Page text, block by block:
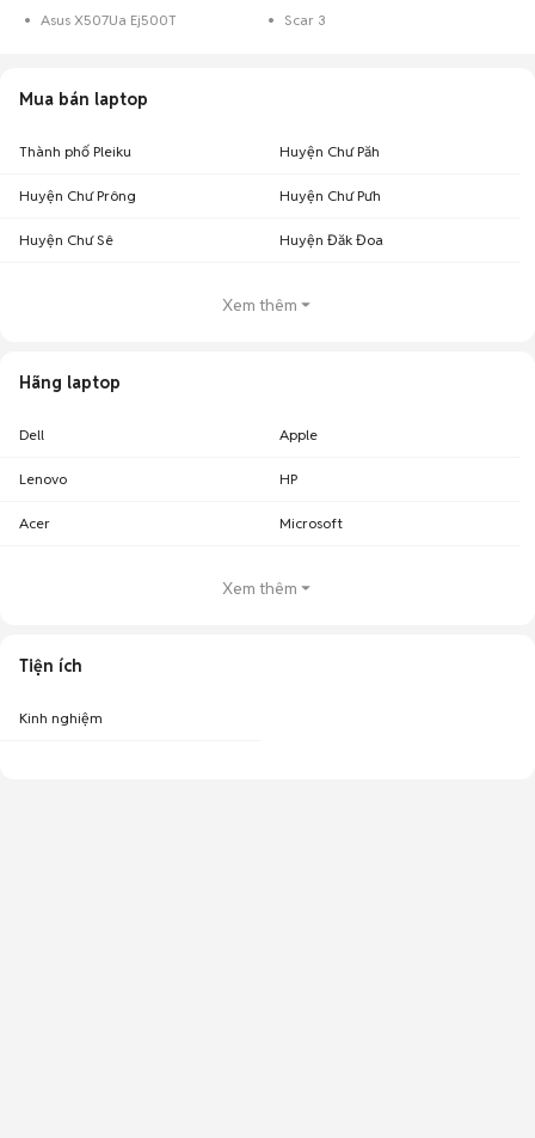
Asus X507Ua Ej500T
Scar 3
Mua bán laptop
Thành phố Pleiku Huyện Chư Păh
Huyện Chư Prông Huyện Chư Pưh
Huyện Chư Sê Huyện Đăk Đoa
Xem thêm
Hãng laptop
Dell Apple
Lenovo HP
Acer Microsoft
Xem thêm
Tiện ích
Kinh nghiệm